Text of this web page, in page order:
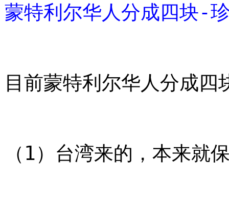
蒙特利尔华人分成四块-
目前蒙特利尔华人分成四
（1）台湾来的，本来就